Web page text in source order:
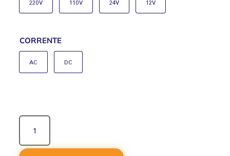
220V 110V 24V 12V
CORRENTE
AC DC
BOBINA
MFH
QUANTIDADE